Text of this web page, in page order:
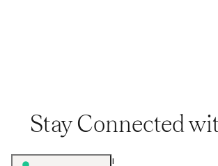
Stay Connected
CONTATTI